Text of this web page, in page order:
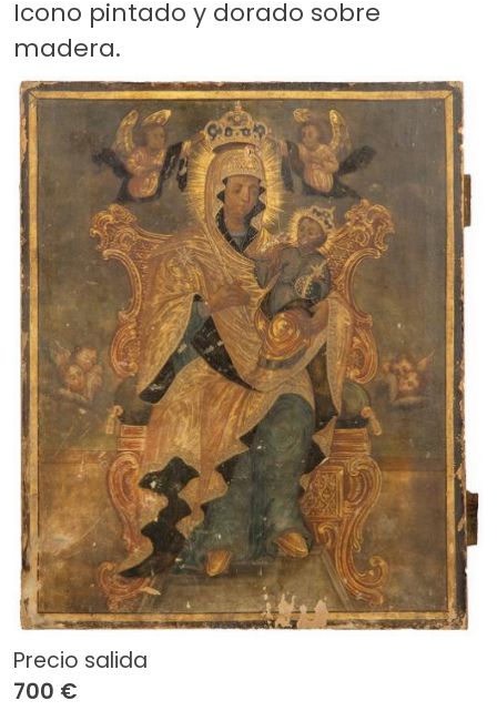
Icono pintado y dorado sobre
madera.
Precio salida
700 €